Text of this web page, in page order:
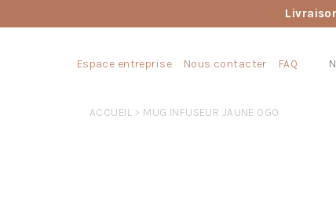
Espace entreprise Nous contacter FAQ
ACCUEIL> MUG INFUSEUR JAUNE OGO